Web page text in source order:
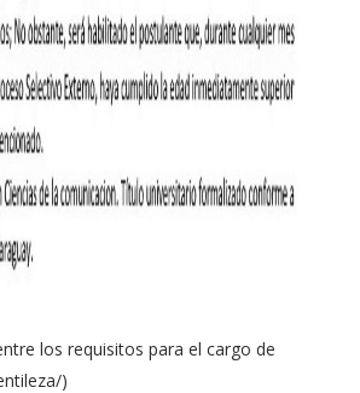
los requisitos para el cargo de
)